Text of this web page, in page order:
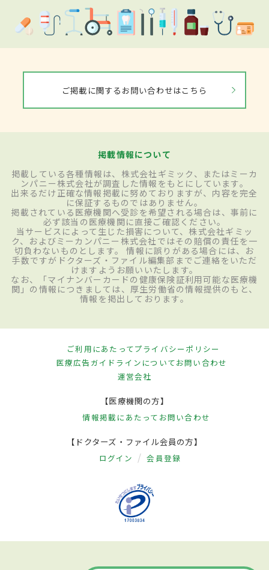
ご掲載に関するお問い合わせはこちら
掲載情報について
掲載している各種情報は、株式会社ギミック、またはミーカ
ンパニー株式会社が調査した情報をもとにしています。
出来るだけ正確な情報掲載に努めておりますが、内容を完全
に保証するものではありません。
掲載されている医療機関へ受診を希望される場合は、事前に
必ず該当の医療機関に直接ご確認ください。
当サービスによって生じた損害について、株式会社ギミッ
ク、およびミーカンパニー株式会社ではその賠償の責任を一
切負わないものとします。 情報に誤りがある場合には、お
手数ですがドクターズ・ファイル編集部までご連絡をいただ
けますようお願いいたします。
なお、「マイナンバーカードの健康保険証利用可能な医療機
関」の情報につきましては、厚生労働省の情報提供のもと、
情報を掲出しております。
ご利用にあたってプライバシーポリシー
医療広告ガイドラインについてお問い合わせ
運営会社
【医療機関の方】
情報掲載にあたって お問い合わせ
【ドクターズ・ファイル会員の方】
ログイン 会員登録